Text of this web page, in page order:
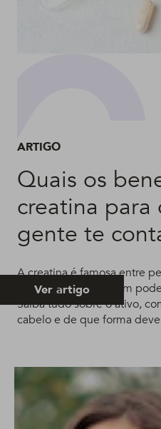
ARTIGO
Quais os
creatina para
gente te
A creatina é famosa entre
esportes, mas também
Saiba tudo sobre o ativo,
cabelo e de que forma
Ver artigo